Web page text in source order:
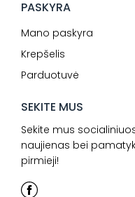
PASKYRA
Mano paskyra
Krepšelis
Parduotuvė
SEKITE MUS
Sekite mus
naujienas bei
pirmieji!